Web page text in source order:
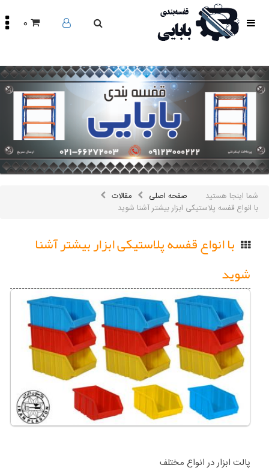
محصولات
مقالات
درباره
تماس
باما
اینستاگرام
سایر
لینک
ها
0
شما اینجا هستید صفحه اصلی
مقالات
با انواع قفسه پلاستیکی ابزار بیشتر آشنا شوید
با انواع قفسه پلاستیکی ابزار بیشتر آشنا
شوید
پالت ابزار در انواع مختلف